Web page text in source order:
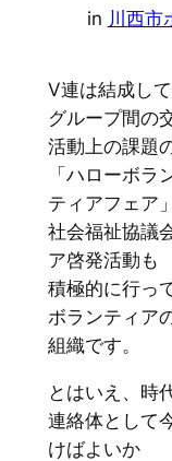
in 川西市
V連は結成し
グループ間の
活動上の課題
「ハローボ
ティアフェア
社会福祉協議
ア啓発活動も
積極的に行っ
ボランティア
組織です。
とはいえ、時
連絡体として
けばよいか